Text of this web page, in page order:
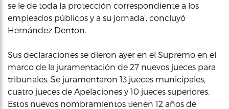
se le de toda la protección correspondiente a los
empleados públicos y a su jornada’, concluyó
Hernández Denton.
Sus declaraciones se dieron ayer en el Supremo en el
marco de la juramentación de 27 nuevos jueces para
tribunales. Se juramentaron 13 jueces municipales,
cuatro jueces de Apelaciones y 10 jueces superiores.
Estos nuevos nombramientos tienen 12 años de